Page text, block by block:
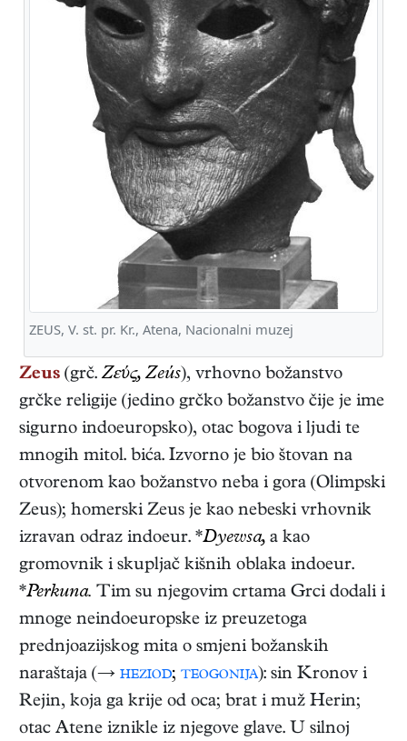
ZEUS, V. st. pr. Kr., Atena, Nacionalni muzej
Zeus (grč.Zɛύς, Zeús), vrhovno božanstvo
grčke religije (jedino grčko božanstvo čije je ime
sigurno indoeuropsko), otac bogova i ljudi te
mnogih mitol. bića. Izvorno je bio štovan na
otvorenom kao božanstvo neba i gora (Olimpski
Zeus); homerski Zeus je kao nebeski vrhovnik
izravan odraz indoeur. *Dyewsa, a kao
gromovnik i skupljač kišnih oblaka indoeur.
*Perkuna. Tim su njegovim crtama Grci dodali i
mnoge neindoeuropske iz preuzetoga
prednjoazijskog mita o smjeni božanskih
naraštaja (→ heziod; teogonija): sin Kronov i
Rejin, koja ga krije od oca; brat i muž Herin;
otac Atene iznikle iz njegove glave. U silnoj